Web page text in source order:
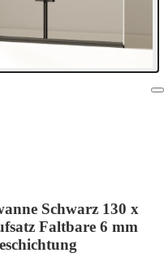
Schwarz 130 x
Faltbare 6 mm